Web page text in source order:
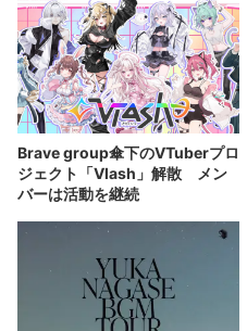
Brave group傘下のVTuberプロ
ジェクト「Vlash」解散 メン
バーは活動を継続